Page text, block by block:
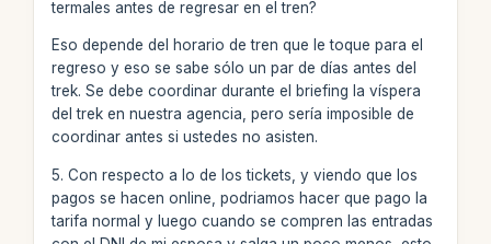
termales antes de regresar en el tren?
Eso depende del horario de tren que le toque para el
regreso y eso se sabe sólo un par de días antes del
trek. Se debe coordinar durante el briefing la víspera
del trek en nuestra agencia, pero sería imposible de
coordinar antes si ustedes no asisten.
5. Con respecto a lo de los tickets, y viendo que los
pagos se hacen online, podriamos hacer que pago la
tarifa normal y luego cuando se compren las entradas